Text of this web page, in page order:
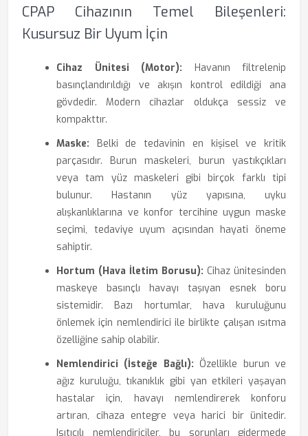
CPAP Cihazının Temel Bileşenleri:
Kusursuz Bir Uyum İçin
Cihaz Ünitesi (Motor): Havanın filtrelenip
basınçlandırıldığı ve akışın kontrol edildiği ana
gövdedir. Modern cihazlar oldukça sessiz ve
kompakttır.
Maske: Belki de tedavinin en kişisel ve kritik
parçasıdır. Burun maskeleri, burun yastıkçıkları
veya tam yüz maskeleri gibi birçok farklı tipi
bulunur. Hastanın yüz yapısına, uyku
alışkanlıklarına ve konfor tercihine uygun maske
seçimi, tedaviye uyum açısından hayati öneme
sahiptir.
Hortum (Hava İletim Borusu): Cihaz ünitesinden
maskeye basınçlı havayı taşıyan esnek boru
sistemidir. Bazı hortumlar, hava kuruluğunu
önlemek için nemlendirici ile birlikte çalışan ısıtma
özelliğine sahip olabilir.
Nemlendirici (İsteğe Bağlı): Özellikle burun ve
ağız kuruluğu, tıkanıklık gibi yan etkileri yaşayan
hastalar için, havayı nemlendirerek konforu
artıran, cihaza entegre veya harici bir ünitedir.
Isıtıcılı nemlendiriciler, bu sorunları gidermede